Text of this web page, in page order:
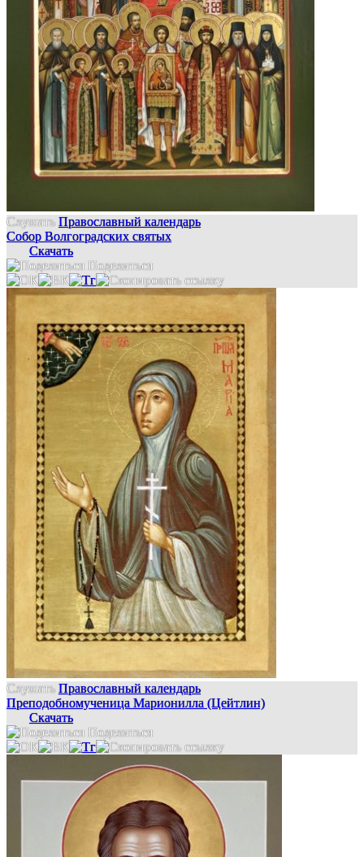
Слушать Православный календарь
Собор Волгоградских святых
Скачать
Поделиться
Слушать Православный календарь
Преподобномученица Марионилла (Цейтлин)
Скачать
Поделиться